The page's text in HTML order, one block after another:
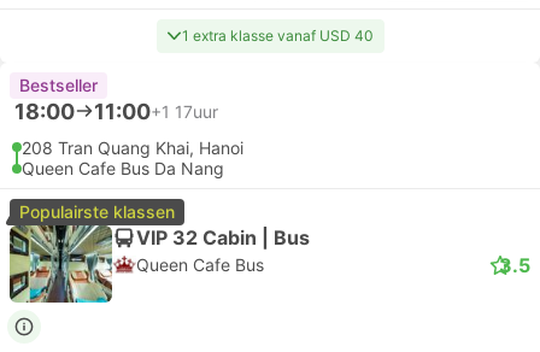
1 extra klasse vanaf USD 40
Bestseller
18:00 11:00+1 17uur
208 Tran Quang Khai, Hanoi
Queen Cafe Bus Da Nang
Populairste klassen
VIP 32 Cabin | Bus
Queen Cafe Bus 3.5